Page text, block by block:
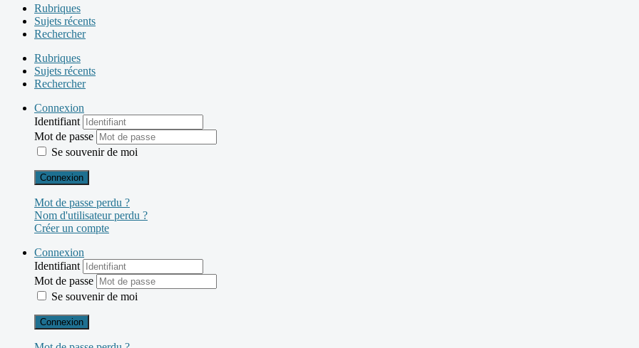
Rubriques
Sujets récents
Rechercher
Rubriques
Sujets récents
Rechercher
Connexion
Identifiant
Mot de passe
Se souvenir de moi
Connexion
Mot de passe perdu ?
Nom d'utilisateur perdu ?
Créer un compte
Connexion
Identifiant
Mot de passe
Se souvenir de moi
Connexion